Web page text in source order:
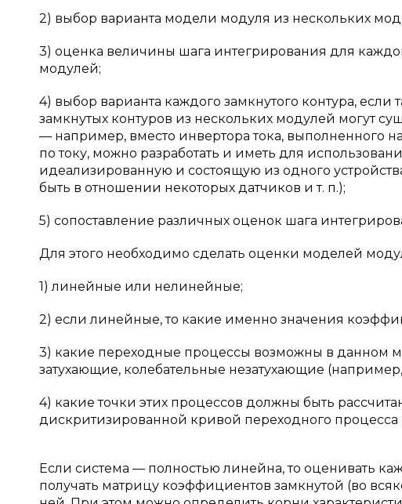
2) выбор варианта модели модуля из нескольких
3) оценка величины шага интегрирования для
модулей;
4) выбор варианта каждого замкнутого контура,
замкнутых контуров из нескольких модулей могут
— например, вместо инвертора тока, выполненного
по току, можно разработать и иметь для
идеализированную и состоящую из одного
быть в отношении некоторых датчиков и т. п.);
5) сопоставление различных оценок шага
Для этого необходимо сделать оценки моделей
1) линейные или нелинейные;
2) если линейные, то какие именно значения
3) какие переходные процессы возможны в данном
затухающие, колебательные незатухающие
4) какие точки этих процессов должны быть
дискритизированной кривой переходного
Если система — полностью линейна, то оценивать
получать матрицу коэффициентов замкнутой (во